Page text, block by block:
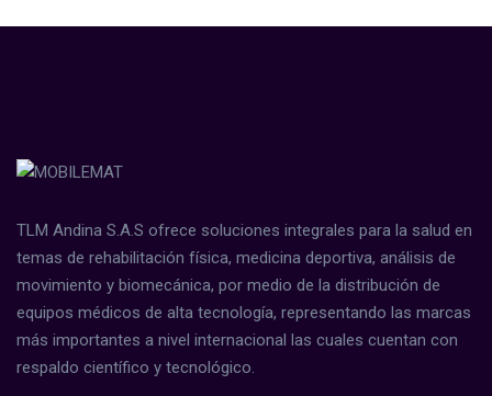
TLM Andina S.A.S ofrece soluciones integrales para la salud en
temas de rehabilitación física, medicina deportiva, análisis de
movimiento y biomecánica, por medio de la distribución de
equipos médicos de alta tecnología, representando las marcas
más importantes a nivel internacional las cuales cuentan con
respaldo científico y tecnológico.